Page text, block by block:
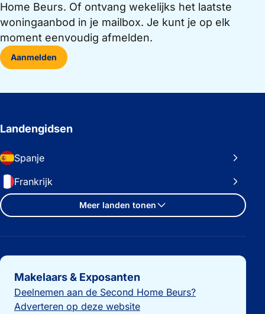
Home Beurs. Of ontvang wekelijks het laatste
woningaanbod in je mailbox. Je kunt je op elk
moment eenvoudig afmelden.
Aanmelden
Landengidsen
Spanje
Frankrijk
Meer landen tonen
Belangrijke links
Makelaars & Exposanten
Deelnemen aan de Second Home Beurs?
Adverteren op deze website